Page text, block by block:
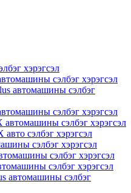
хэрэгсэл
сэлбэг хэрэгсэл
автомашины сэлбэг
сэлбэг хэрэгсэл
сэлбэг хэрэгсэл
сэлбэг хэрэгсэл
сэлбэг хэрэгсэл
сэлбэг хэрэгсэл
сэлбэг хэрэгсэл
автомашины сэлбэг